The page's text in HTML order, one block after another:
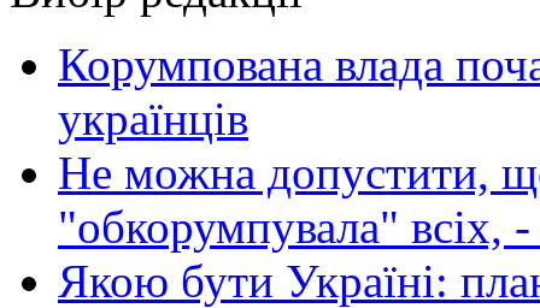
Корумпована влада
українців
Не можна допустити,
"обкорумпувала" всіх,
Якою бути Україні: